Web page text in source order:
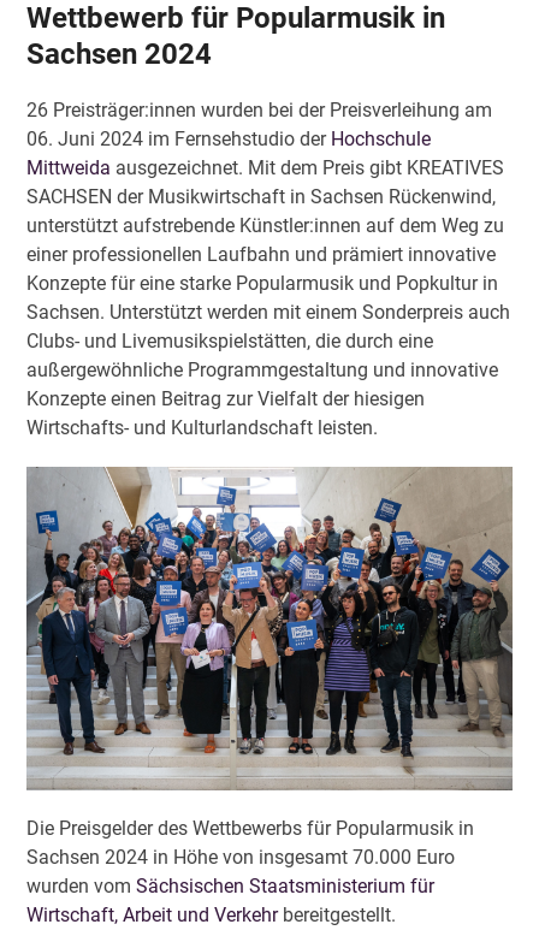
Wettbewerb für Popularmusik in
Sachsen 2024
26 Preisträger:innen wurden bei der Preisverleihung am
06. Juni 2024 im Fernsehstudio der Hochschule
Mittweida ausgezeichnet. Mit dem Preis gibt KREATIVES
SACHSEN der Musikwirtschaft in Sachsen Rückenwind,
unterstützt aufstrebende Künstler:innen auf dem Weg zu
einer professionellen Laufbahn und prämiert innovative
Konzepte für eine starke Popularmusik und Popkultur in
Sachsen. Unterstützt werden mit einem Sonderpreis auch
Clubs- und Livemusikspielstätten, die durch eine
außergewöhnliche Programmgestaltung und innovative
Konzepte einen Beitrag zur Vielfalt der hiesigen
Wirtschafts- und Kulturlandschaft leisten.
Die Preisgelder des Wettbewerbs für Popularmusik in
Sachsen 2024 in Höhe von insgesamt 70.000 Euro
wurden vomSächsischen Staatsministerium für
Wirtschaft, Arbeit und Verkehrbereitgestellt.